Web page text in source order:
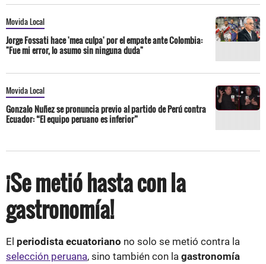
Movida Local
Jorge Fossati hace 'mea culpa' por el empate ante Colombia:
"Fue mi error, lo asumo sin ninguna duda"
Movida Local
Gonzalo Nuñez se pronuncia previo al partido de Perú contra
Ecuador: “El equipo peruano es inferior”
¡Se metió hasta con la
gastronomía!
El periodista ecuatoriano no solo se metió contra la
selección peruana, sino también con la gastronomía